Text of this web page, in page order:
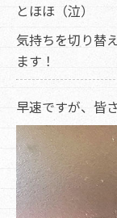
とほほ（泣）
気持ちを切り替
ます！
早速ですが、皆